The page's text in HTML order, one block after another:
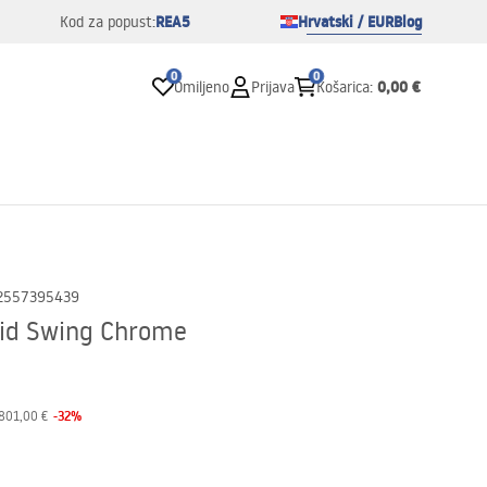
Kod za popust:REA5 Hrvatski / EURBlog
0
Omiljeno Prijava
0
Košarica: 0,00 €
Swing Chrome
€ -32%